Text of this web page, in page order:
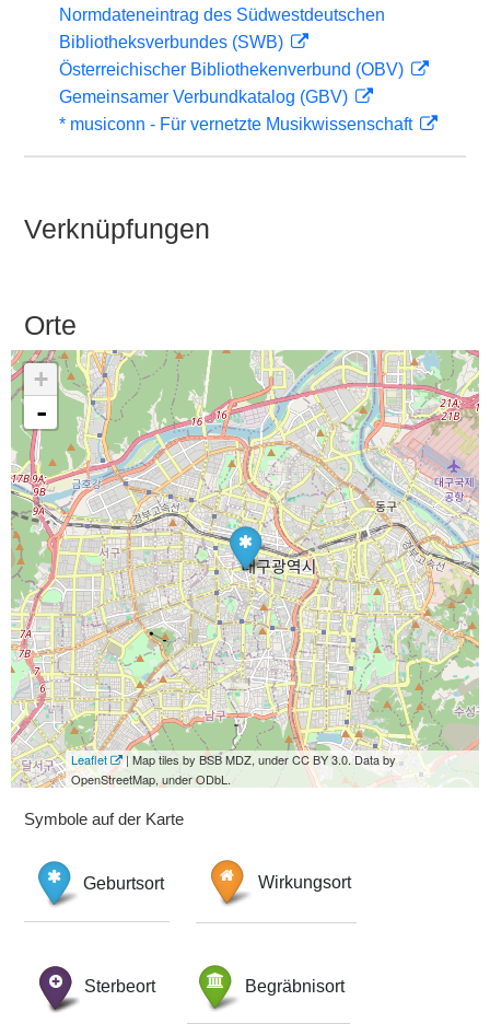
Normdateneintrag des Südwestdeutschen
Bibliotheksverbundes (SWB)
Österreichischer Bibliothekenverbund (OBV)
Gemeinsamer Verbundkatalog (GBV)
* musiconn - Für vernetzte Musikwissenschaft
Verknüpfungen
Orte
+
-
Leaflet
| Map tiles by BSB MDZ, under CC BY 3.0. Data by
OpenStreetMap, under ODbL.
Symbole auf der Karte
Geburtsort Wirkungsort
Sterbeort Begräbnisort